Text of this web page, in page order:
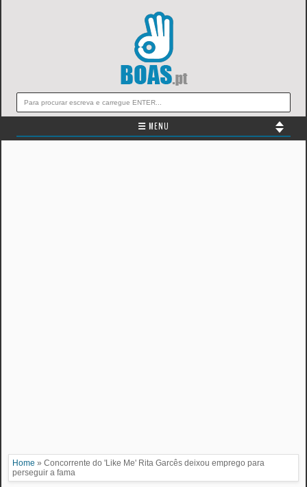
☰ MENU
Home » Concorrente do 'Like Me' Rita Garcês deixou emprego para
perseguir a fama